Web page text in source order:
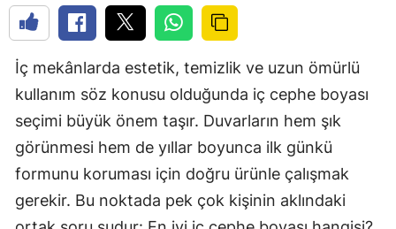
İç mekânlarda estetik, temizlik ve uzun ömürlü
kullanım söz konusu olduğunda iç cephe boyası
seçimi büyük önem taşır. Duvarların hem şık
görünmesi hem de yıllar boyunca ilk günkü
formunu koruması için doğru ürünle çalışmak
gerekir. Bu noktada pek çok kişinin aklındaki